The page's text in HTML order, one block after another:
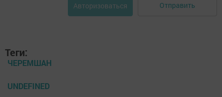
Авторизоваться Отправить
Теги:
ЧЕРЕМШАН
UNDEFINED